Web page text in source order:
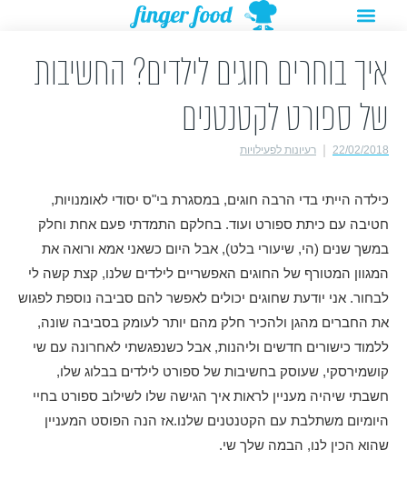
תפריט
איך בוחרים חוגים לילדים? החשיבות
של ספורט לקטנטנים
22/02/2018 רעיונות לפעילויות
כילדה הייתי בדי הרבה חוגים, במסגרת בי"ס יסודי לאומנויות,
חטיבה עם כיתת ספורט ועוד. בחלקם התמדתי פעם אחת וחלק
במשך שנים (הי, שיעורי בלט), אבל היום כשאני אמא ורואה את
המגוון המטורף של החוגים האפשריים לילדים שלנו, קצת קשה לי
לבחור. אני יודעת שחוגים יכולים לאפשר להם סביבה נוספת לפגוש
את החברים מהגן ולהכיר חלק מהם יותר לעומק בסביבה שונה,
ללמוד כישורים חדשים וליהנות, אבל כשנפגשתי לאחרונה עם שי
קושמירסקי, שעוסק בחשיבות של ספורט לילדים בבלוג שלו,
חשבתי שיהיה מעניין לראות איך הגישה שלו לשילוב ספורט בחיי
היומיום משתלבת עם הקטנטנים שלנו.אז הנה הפוסט המעניין
שהוא הכין לנו, הבמה שלך שי.